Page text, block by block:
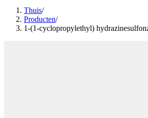
Thuis/
Producten/
1-(1-cyclopropylethyl)